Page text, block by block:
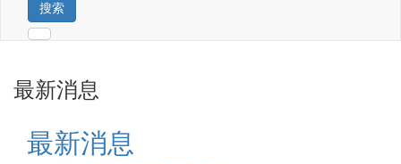
搜索
最新消息
最新消息